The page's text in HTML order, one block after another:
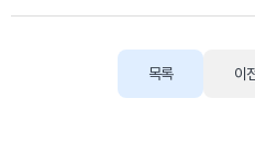
목록 이